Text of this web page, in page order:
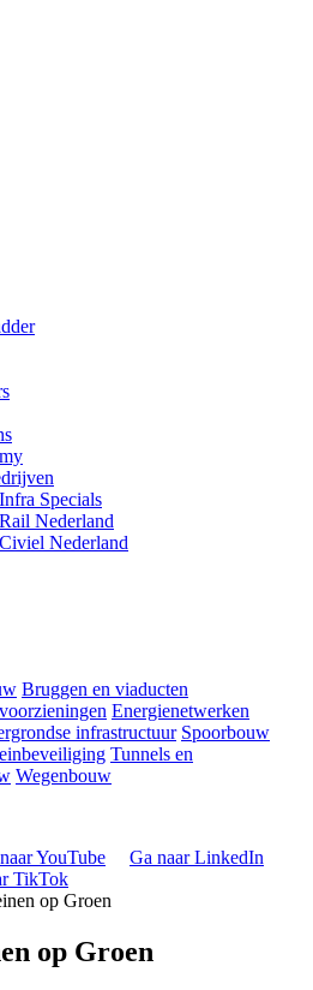
Specials
Nederland
Nederland
Bruggen en viaducten
Energienetwerken
infrastructuur Spoorbouw
Tunnels en
Wegenbouw
YouTube
Ga naar LinkedIn
TikTok
op Groen
op Groen